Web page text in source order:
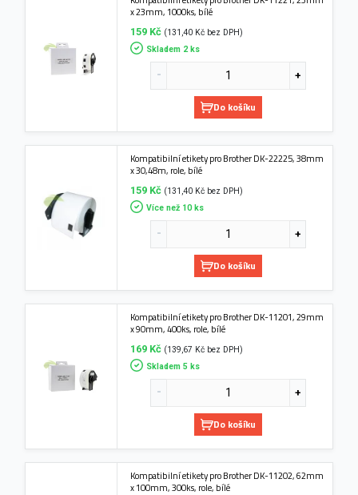
x 23mm, 1000ks, bílé
159 Kč (131,40 Kč bez DPH)
Skladem 2 ks
Do košíku
Kompatibilní etikety pro Brother DK-22225, 38mm
x 30,48m, role, bílé
159 Kč (131,40 Kč bez DPH)
Více než 10 ks
Do košíku
Kompatibilní etikety pro Brother DK-11201, 29mm
x 90mm, 400ks, role, bílé
169 Kč (139,67 Kč bez DPH)
Skladem 5 ks
Do košíku
Kompatibilní etikety pro Brother DK-11202, 62mm
x 100mm, 300ks, role, bílé